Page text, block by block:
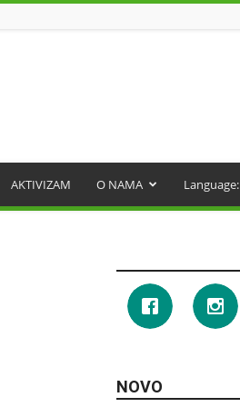
AKTIVIZAM O NAMA Language:
NOVO